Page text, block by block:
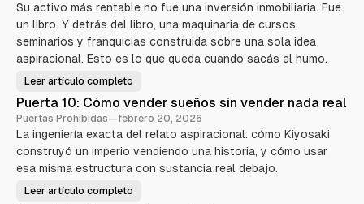
Su activo más rentable no fue una inversión inmobiliaria. Fue
un libro. Y detrás del libro, una maquinaria de cursos,
seminarios y franquicias construida sobre una sola idea
aspiracional. Esto es lo que queda cuando sacás el humo.
R
b
e
r
t
i
o
a
Leer artículo completo
Puerta 10: Cómo vender sueños sin vender nada real
Puertas Prohibidas—febrero 20, 2026
La ingeniería exacta del relato aspiracional: cómo Kiyosaki
construyó un imperio vendiendo una historia, y cómo usar
esa misma estructura con sustancia real debajo.
P
Leer artículo completo